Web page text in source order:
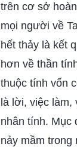
trên cơ sở
mọi người về
hết thảy là kết
hơn về thần
thuộc tính vốn
là lời, việc làm,
nhân tính. Mục
nảy mầm trong